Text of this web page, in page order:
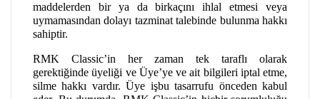
maddelerden bir ya da birkaçını ihlal etmesi veya
uymamasından dolayı tazminat talebinde bulunma hakkı
sahiptir.
RMK Classic’in her zaman tek taraflı olarak
gerektiğinde üyeliği ve Üye’ye ve ait bilgileri iptal etme,
silme hakkı vardır. Üye işbu tasarrufu önceden kabul